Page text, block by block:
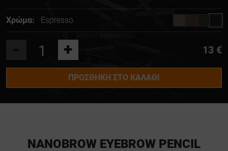
Χρώμα: Espresso
+ 13 €
ΠΡΟΣΘΉΚΗ ΣΤΟ ΚΑΛΆΘΙ
NANOBROW EYEBROW PENCIL